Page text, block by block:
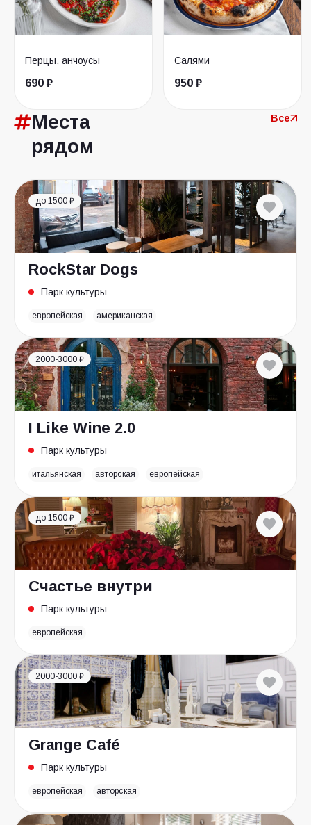
Перцы, анчоусы
690 ₽
Салями
950 ₽
Места
рядом
Все
до 1500 ₽
RockStar Dogs
Парк культуры
европейская американская
2000-3000 ₽
I Like Wine 2.0
Парк культуры
итальянская авторская европейская
до 1500 ₽
Счастье внутри
Парк культуры
европейская
2000-3000 ₽
Grange Café
Парк культуры
европейская авторская